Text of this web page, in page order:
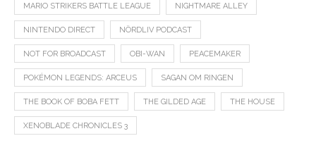
MARIO STRIKERS BATTLE LEAGUE NIGHTMARE ALLEY
NINTENDO DIRECT NÖRDLIV PODCAST
NOT FOR BROADCAST OBI-WAN PEACEMAKER
POKÉMON LEGENDS: ARCEUS SAGAN OM RINGEN
THE BOOK OF BOBA FETT THE GILDED AGE THE HOUSE
XENOBLADE CHRONICLES 3